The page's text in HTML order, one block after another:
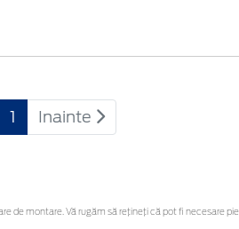
1 Inainte
de montare. Vă rugăm să rețineți că pot fi necesare